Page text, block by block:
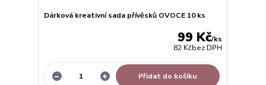
Dárková kreativní sada přívěsků OVOCE 10 ks
99 Kč/ks
82 Kčbez DPH
Přidat do košíku